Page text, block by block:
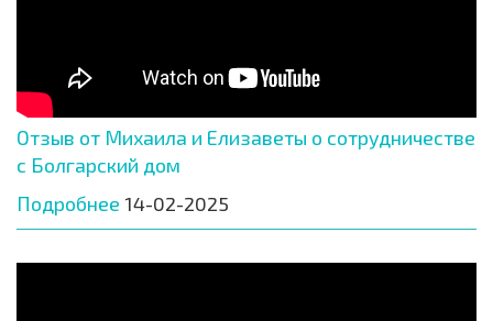
Отзыв от Михаила и Елизаветы о сотрудничестве
с Болгарский дом
Подробнее 14-02-2025